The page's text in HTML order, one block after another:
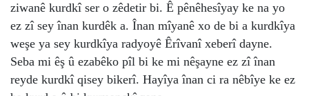
ziwanê kurdkî ser o zêdetir bi. Ê pênêhesîyay ke na yo
ez zî sey înan kurdêk a. Înan mîyanê xo de bi a kurdkîya
weşe ya sey kurdkîya radyoyê Êrîvanî xeberî dayne.
Seba mi êş û ezabêko pîl bi ke mi nêşayne ez zî înan
reyde kurdkî qisey bikerî. Hayîya înan ci ra nêbîye ke ez